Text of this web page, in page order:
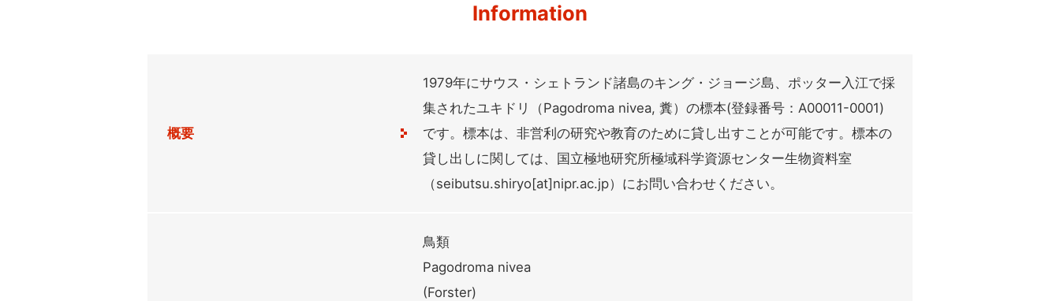
Information
概要
1979年にサウス・シェトランド諸島のキング・ジョージ島、ポッター入江で採
集されたユキドリ（Pagodroma nivea, 糞）の標本(登録番号：A00011-0001)
です。標本は、非営利の研究や教育のために貸し出すことが可能です。標本の
貸し出しに関しては、国立極地研究所極域科学資源センター生物資料室
（seibutsu.shiryo[at]nipr.ac.jp）にお問い合わせください。
鳥類
Pagodroma nivea
(Forster)